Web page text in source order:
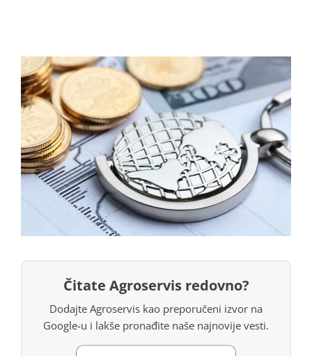
Čitate Agroservis redovno?
Dodajte Agroservis kao preporučeni izvor na
Google-u i lakše pronađite naše najnovije vesti.